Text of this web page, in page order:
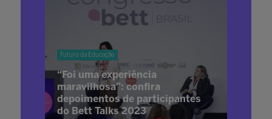
Futuro da Educação
“Foi uma experiência
maravilhosa”: confira
depoimentos de participantes
do Bett Talks 2023